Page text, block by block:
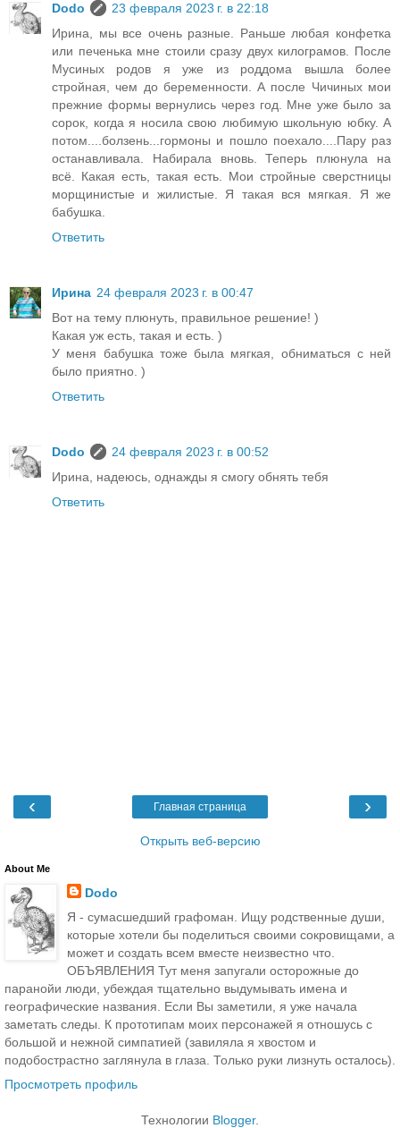
Dodo
23 февраля 2023 г. в 22:18
Ирина, мы все очень разные. Раньше любая конфетка
или печенька мне стоили сразу двух килограмов. После
Мусиных родов я уже из роддома вышла более
стройная, чем до беременности. А после Чичиных мои
прежние формы вернулись через год. Мне уже было за
сорок, когда я носила свою любимую школьную юбку. А
потом....болзень...гормоны и пошло поехало....Пару раз
останавливала. Набирала вновь. Теперь плюнула на
всё. Какая есть, такая есть. Мои стройные сверстницы
морщинистые и жилистые. Я такая вся мягкая. Я же
бабушка.
Ответить
Ирина 24 февраля 2023 г. в 00:47
Вот на тему плюнуть, правильное решение! )
Какая уж есть, такая и есть. )
У меня бабушка тоже была мягкая, обниматься с ней
было приятно. )
Ответить
Dodo
24 февраля 2023 г. в 00:52
Ирина, надеюсь, однажды я смогу обнять тебя
Ответить
‹ ›
Главная страница
Открыть веб-версию
About Me
Dodo
Я - сумасшедший графоман. Ищу родственные души,
которые хотели бы поделиться своими сокровищами, а
может и создать всем вместе неизвестно что.
ОБЪЯВЛЕНИЯ Тут меня запугали осторожные до
паранойи люди, убеждая тщательно выдумывать имена и
географические названия. Если Вы заметили, я уже начала
заметать следы. К прототипам моих персонажей я отношусь с
большой и нежной симпатией (завиляла я хвостом и
подобострастно заглянула в глаза. Только руки лизнуть осталось).
Просмотреть профиль
Технологии Blogger.